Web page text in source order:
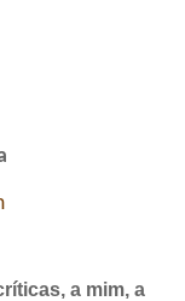
a mim, a